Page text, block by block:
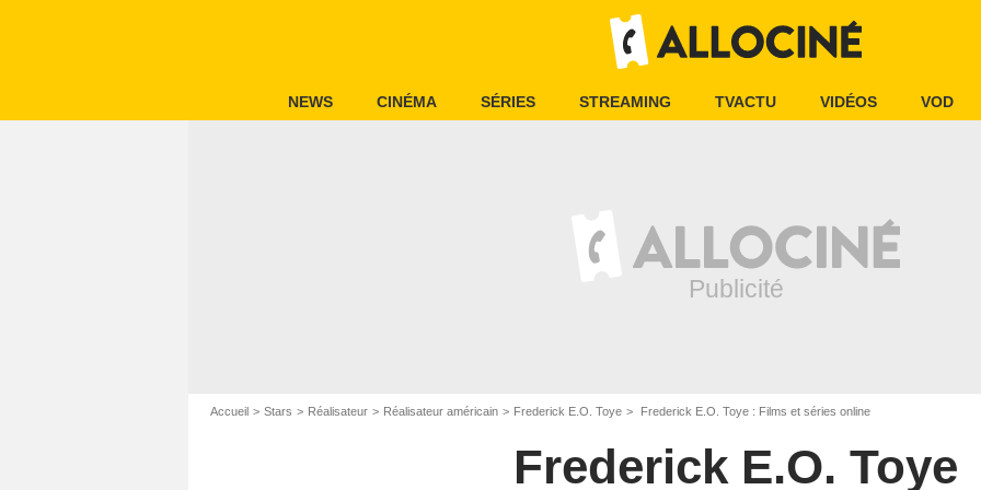
NEWS CINÉMA SÉRIES STREAMING TVACTU VIDÉOS VOD
Accueil Stars Réalisateur Réalisateur américain Frederick E.O. Toye Frederick E.O. Toye : Films et séries online
Frederick E.O. Toye